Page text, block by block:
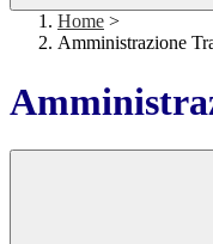
Home >
Amministrazione